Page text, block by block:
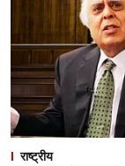
राष्ट्रीय